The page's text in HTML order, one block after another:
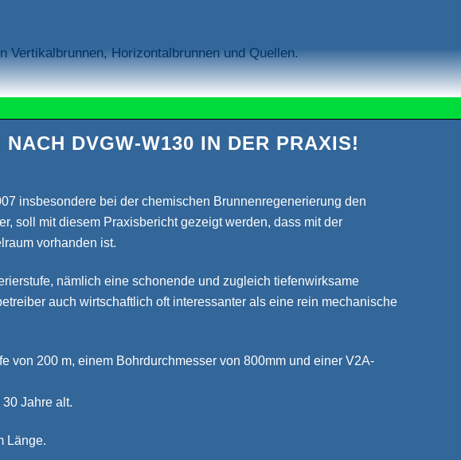
Vertikalbrunnen, Horizontalbrunnen und Quellen.
DVGW-W130 IN DER PRAXIS!
insbesondere bei der chemischen Brunnenregenerierung den
soll mit diesem Praxisbericht gezeigt werden, dass mit der
vorhanden ist.
nämlich eine schonende und zugleich tiefenwirksame
auch wirtschaftlich oft interessanter als eine rein mechanische
von 200 m, einem Bohrdurchmesser von 800mm und einer V2A-
Jahre alt.
Länge.